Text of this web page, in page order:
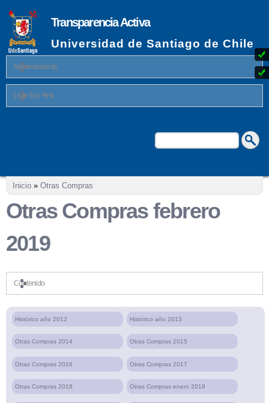
contenido
principal
Transparencia Activa
Universidad de Santiago de Chile
Nombramiento
User Bar First
Formulario de búsqueda
Buscar
Se encuentra usted aquí
Inicio » Otras Compras
Otras Compras febrero
2019
Contenido
Histórico año 2012 Histórico año 2013
Otras Compras 2014 Otras Compras 2015
Otras Compras 2016 Otras Compras 2017
Otras Compras 2018 Otras Compras enero 2019